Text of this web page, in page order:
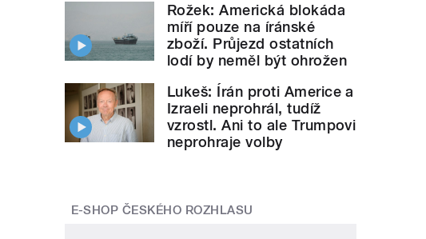
Rožek: Americká blokáda
míří pouze na íránské
zboží. Průjezd ostatních
lodí by neměl být ohrožen
Lukeš: Írán proti Americe a
Izraeli neprohrál, tudíž
vzrostl. Ani to ale Trumpovi
neprohraje volby
E-SHOP ČESKÉHO ROZHLASU